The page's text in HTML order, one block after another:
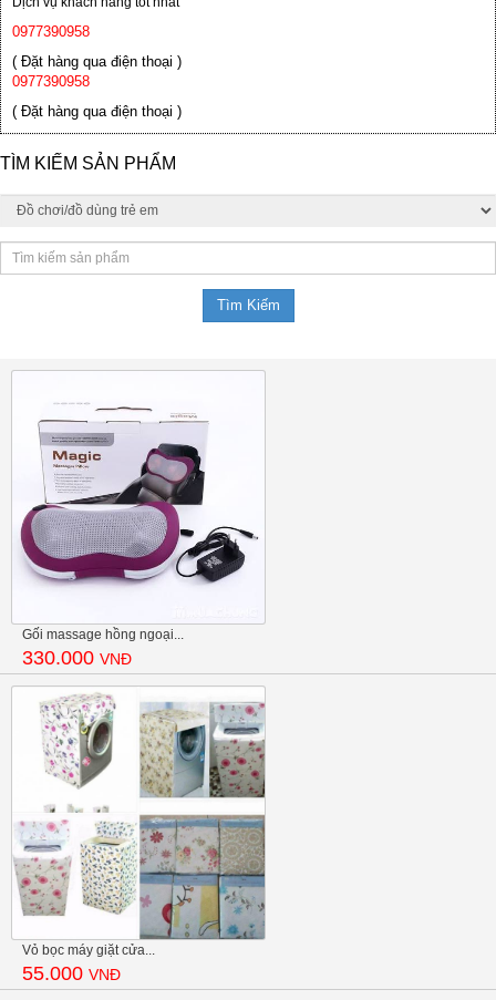
0977390958
( Đặt hàng qua điện thoại )
0977390958
( Đặt hàng qua điện thoại )
TÌM KIẾM SẢN PHẨM
Gối massage hồng ngoại...
330.000 VNĐ
Vỏ bọc máy giặt cửa...
55.000 VNĐ